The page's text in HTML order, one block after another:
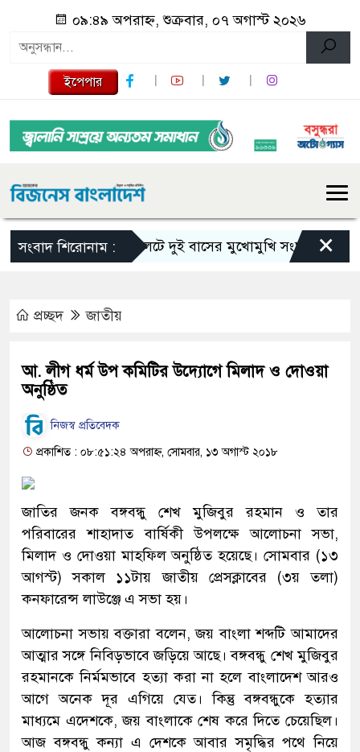
০৯:৪৯ অপরাহ্ন, শুক্রবার, ০৭ অগাস্ট ২০২৬
ইপেপার
সংবাদ শিরোনাম :সিলেটে দুই বাসের মুখোমুখি সংঘর্ষে নিহত বেড়ে ৯
×
প্রচ্ছদ জাতীয়
আ. লীগ ধর্ম উপ কমিটির উদ্যোগে মিলাদ ও দোওয়া
অনুষ্ঠিত
নিজস্ব প্রতিবেদক
প্রকাশিত : ০৮:৫১:২৪ অপরাহ্ন, সোমবার, ১৩ অগাস্ট ২০১৮
জাতির জনক বঙ্গবন্ধু শেখ মুজিবুর রহমান ও তার
পরিবারের শাহাদাত বার্ষিকী উপলক্ষে আলোচনা সভা,
মিলাদ ও দোওয়া মাহফিল অনুষ্ঠিত হয়েছে। সোমবার (১৩
আগস্ট) সকাল ১১টায় জাতীয় প্রেসক্লাবের (৩য় তলা)
কনফারেন্স লাউঞ্জে এ সভা হয়।
আলোচনা সভায় বক্তারা বলেন, জয় বাংলা শব্দটি আমাদের
আত্মার সঙ্গে নিবিড়ভাবে জড়িয়ে আছে। বঙ্গবন্ধু শেখ মুজিবুর
রহমানকে নির্মমভাবে হত্যা করা না হলে বাংলাদেশ আরও
আগে অনেক দূর এগিয়ে যেত। কিন্তু বঙ্গবন্ধুকে হত্যার
মাধ্যমে এদেশকে, জয় বাংলাকে শেষ করে দিতে চেয়েছিল।
আজ বঙ্গবন্ধু কন্যা এ দেশকে আবার সমৃদ্ধির পথে নিয়ে